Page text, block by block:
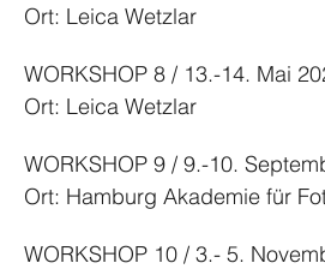
Ort: Leica Wetzlar
WORKSHOP 8 / 13.-14. Mai
Ort: Leica Wetzlar
WORKSHOP 9 / 9.-10.
Ort: Hamburg Akademie für
WORKSHOP 10 / 3.- 5.